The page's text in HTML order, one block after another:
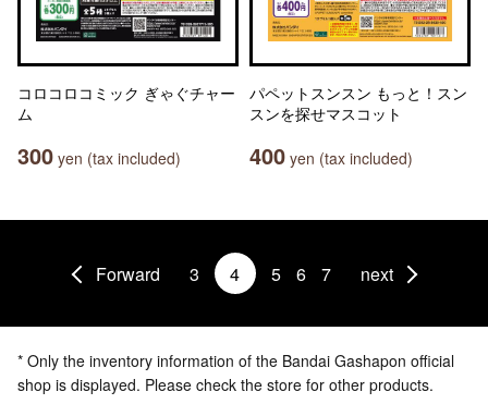
コロコロコミック ぎゃぐチャー
ム
300 yen (tax included)
パペットスンスン もっと！スン
スンを探せマスコット
400 yen (tax included)
Forward 3 4 5 6 7 next
* Only the inventory information of the Bandai Gashapon official
shop is displayed. Please check the store for other products.